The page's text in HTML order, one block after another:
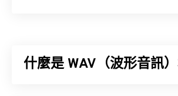
案體積小但品質相對較高的影片檔案
什麼是 WAV（波形音訊